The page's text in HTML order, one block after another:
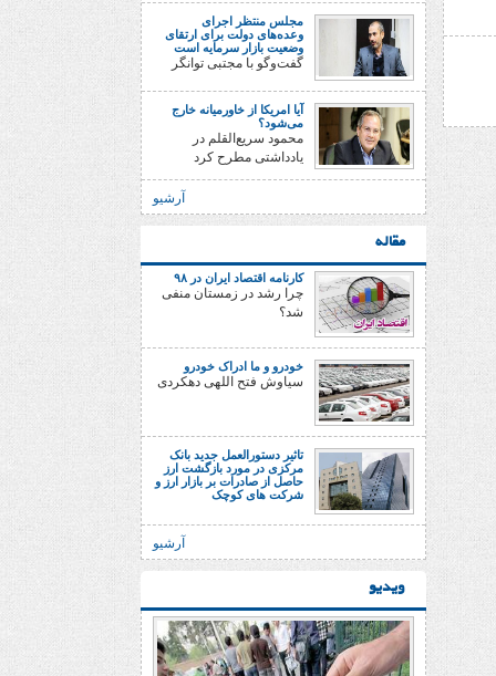
مجلس منتظر اجرای
وعده‌های دولت برای ارتقای
وضعیت بازار سرمایه است
گفت‌وگو با مجتبی توانگر
آیا امریکا از خاورمیانه خارج
می‌شود؟
محمود سریع‌القلم در
یادداشتی مطرح کرد
آرشیو
مقاله
کارنامه اقتصاد ایران در ۹۸
چرا رشد در زمستان منفی
شد؟
خودرو و ما ادراک خودرو
سیاوش فتح اللهی دهکردی
تاثیر دستورالعمل جدید بانک
مرکزی در مورد بازگشت ارز
حاصل از صادرات بر بازار ارز و
شرکت های کوچک
آرشیو
ویدیو